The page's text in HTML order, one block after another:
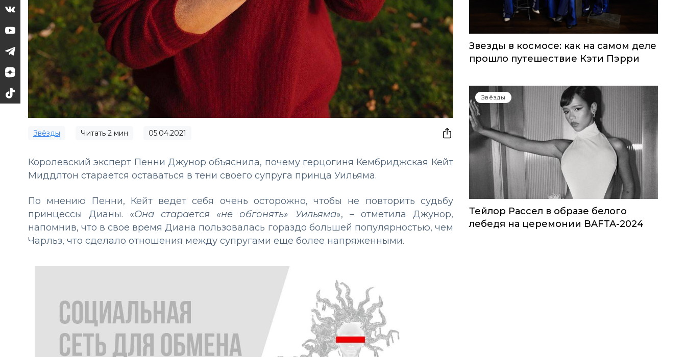
Звёзды Читать 2 мин 05.04.2021
Королевский эксперт Пенни Джунор объяснила, почему герцогиня Кембриджская Кейт
Миддлтон старается оставаться в тени своего супруга принца Уильяма.
По мнению Пенни, Кейт ведет себя очень осторожно, чтобы не повторить судьбу
принцессы Дианы. «Она старается «не обгонять» Уильяма», – отметила Джунор,
напомнив, что в свое время Диана пользовалась гораздо большей популярностью, чем
Чарльз, что сделало отношения между супругами еще более напряженными.
Звезды в космосе: как на самом деле
прошло путешествие Кэти Пэрри
Звёзды
Тейлор Рассел в образе белого
лебедя на церемонии BAFTA-2024